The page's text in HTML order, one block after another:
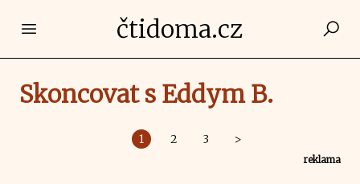
Open main menučtidoma.cz
Skoncovat s Eddym B.
1 2 3 >
reklama